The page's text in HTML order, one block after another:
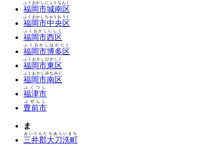
福岡市城南区
ふくおかしじょうなんく
福岡市中央区
ふくおかしちゅうおうく
福岡市西区
ふくおかしにしく
福岡市博多区
ふくおかしはかたく
福岡市東区
ふくおかしひがしく
福岡市南区
ふくおかしみなみく
福津市
ふくつし
豊前市
ぶぜんし
ま
三井郡大刀洗町
みいぐんたちあらいまち